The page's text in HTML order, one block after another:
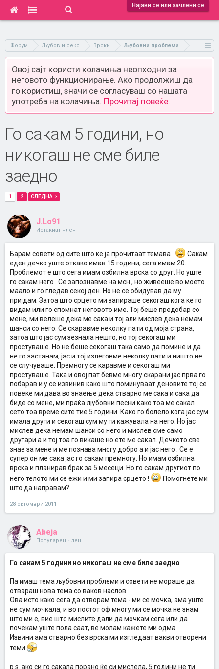
Најави се или зачлени се
Форум Љубов и секс Врски Љубовни проблеми
Овој сајт користи колачиња неопходни за
неговото функционирање. Ако продолжиш да
го користиш, значи се согласуваш со нашата
употреба на колачиња. Прочитај повеќе.
Го сакам 5 години, но
никогаш не сме биле
заедно
1 2 СЛЕДНА >
J.Lo91
Истакнат член
Барам совети од сите што ке ја прочитаат темава .
Сакам
еден дечко уште откако имав 15 години, сега имам 20.
Проблемот е што сега имам озбилна врска со друг. Но уште
го сакам него . Се запознавме на мсн , но живееше во моето
маало и го гледав секој ден. Но не се обидував да му
пријдам. Затоа што срцето ми запираше секогаш кога ке го
видам или го спомнат неговото име. Тој беше предобар со
мене, ми велеше дека ме сака и тој али мислев дека немам
шанси со него. Се скаравме неколку пати од моја страна,
затоа што јас сум зезнала нешто, но тој секогаш ми
простуваше. Но не беше секогаш така само да помине и да
не го застанам, јас и тој излеговме неколку пати и ништо не
се случуваше. Премногу се каравме и секогаш ми
простуваше. Така и овој пат бевме многу скарани јас прва го
побарав и у се извинив како што поминуваат деновите тој се
повеке ми дава во знаење дека стварно ме сака и сака да
биде со мене, ми праќа лјубовни песни како тоа ме сакал
сето тоа време сите тие 5 години. Како го болело кога јас сум
имала други и секогаш сум му ги кажувала на него. Но јас
мислев дека немам шанси со него и мислев сме само
другари а и тој тоа го викаше но ете ме сакал. Дечкото све
знае за мене и ме познава многу добро а и јас него . Се е
супер он ме сака јас го сакам премногу. Но имам озбилна
врска и планирав брак за 5 месеци. Но го сакам другиот по
него телото ми се ежи и ми запира срцето !
Помогнете ми
што да направам?
28 октомври 2011
Abeja
Популарен член
Го сакам 5 години но никогаш не сме биле заедно
Па имаш тема љубовни проблеми и совети не мораше да
отвараш нова тема со ваков наслов.
Ова исто како сега да отворам тема - ми се мочка, ама уште
не сум мочкала, и во постот оф многу ми се мочка не знам
што ми е, вие што мислите дали да мочкам сега или да
почекам уште пола саат, ве молам кажете ми одма.
Извини ама стварно без врска ми изгледаат вакви отворени
теми
p.s. ако си го сакала порано ќе си мислела, 5 години не ти